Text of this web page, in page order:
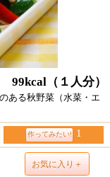
99kcal （１人分）
ある秋野菜（水菜・エ
作ってみたい! 1
お気に入り＋